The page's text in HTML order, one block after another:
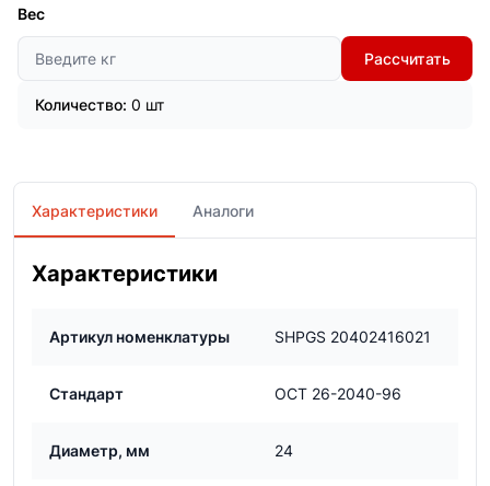
Вес
Рассчитать
Количество: 0 шт
Характеристики Аналоги
Характеристики
Артикул номенклатуры SHPGS 20402416021
Стандарт ОСТ 26-2040-96
Диаметр, мм 24